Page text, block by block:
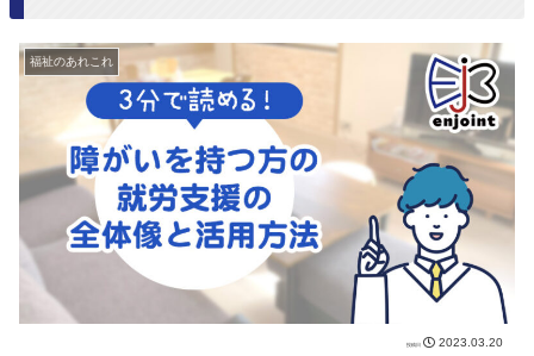
福祉のあれこれ
2023.03.20